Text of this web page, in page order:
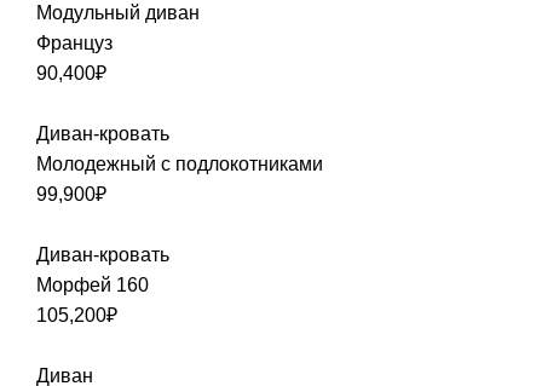
Модульный диван
Француз
90,400₽
Диван-кровать
Молодежный с подлокотниками
99,900₽
Диван-кровать
Морфей 160
105,200₽
Диван